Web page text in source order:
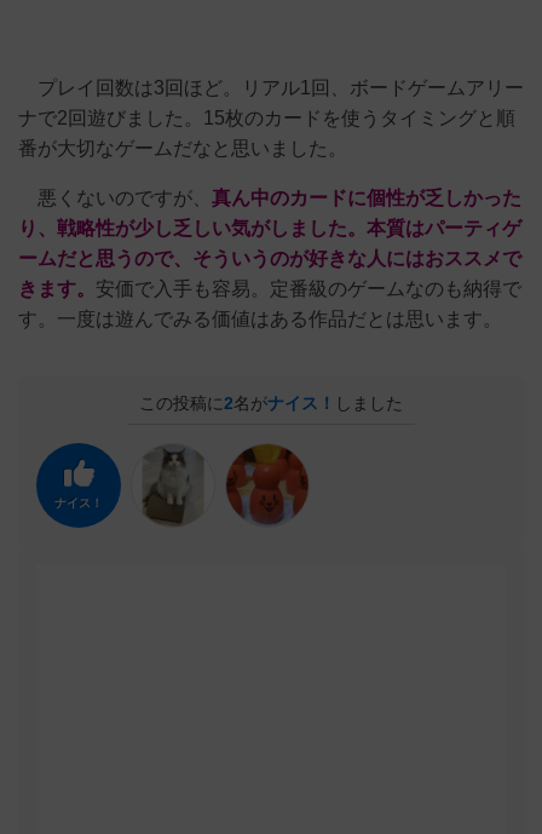
プレイ回数は3回ほど。リアル1回、ボードゲームアリー
ナで2回遊びました。15枚のカードを使うタイミングと順
番が大切なゲームだなと思いました。
悪くないのですが、 真ん中のカードに個性が乏しかった
り、戦略性が少し乏しい気がしました。本質はパーティゲ
ームだと思うので、そういうのが好きな人にはおススメで
きます。 安価で入手も容易。定番級のゲームなのも納得で
す。一度は遊んでみる価値はある作品だとは思います。
この投稿に2名がナイス！ しました
ナイス！